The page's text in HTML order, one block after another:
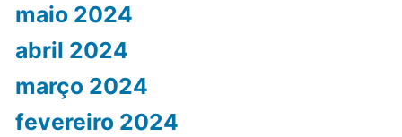
maio 2024
abril 2024
março 2024
fevereiro 2024